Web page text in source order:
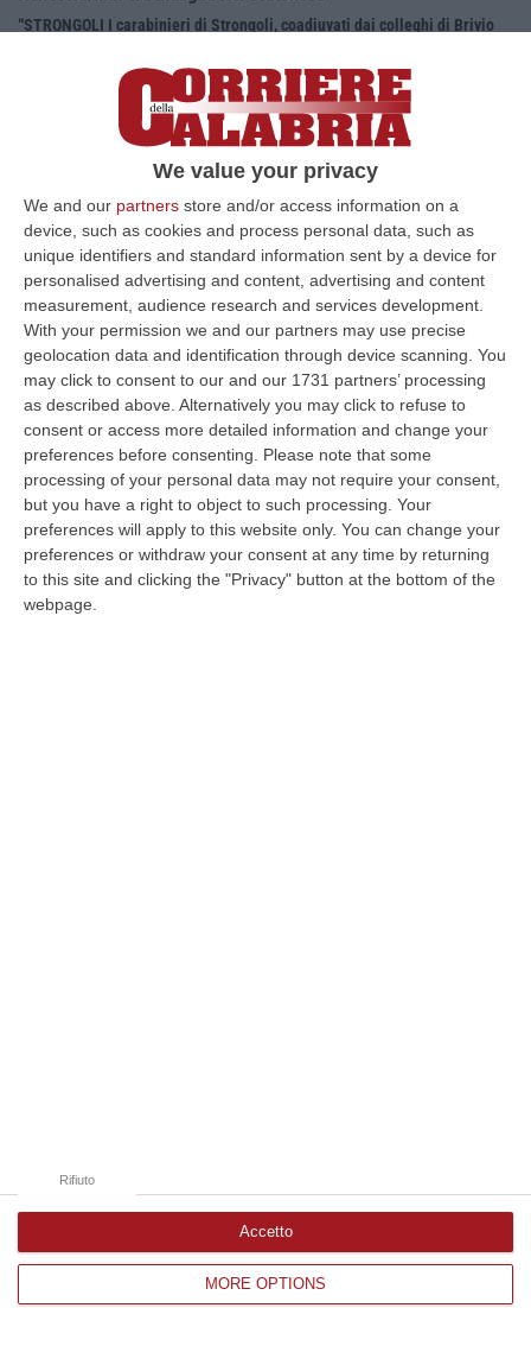
We value your privacy
We and our partners store and/or access information on a
device, such as cookies and process personal data, such as
unique identifiers and standard information sent by a device for
personalised advertising and content, advertising and content
measurement, audience research and services development.
With your permission we and our partners may use precise
geolocation data and identification through device scanning. You
may click to consent to our and our 1731 partners’ processing
as described above. Alternatively you may click to refuse to
consent or access more detailed information and change your
preferences before consenting.
Please note that some
processing of your personal data may not require your consent,
but you have a right to object to such processing. Your
preferences will apply to this website only. You can change your
preferences or withdraw your consent at any time by returning
to this site and clicking the "Privacy" button at the bottom of the
webpage.
MORE OPTIONS
Rifiuto
Accetto
“STRONGOLI I carabinieri di Strongoli, coadiuvati dai colleghi di Brivio
06 Agosto, 10:04
«Un Mostro Utile Per Assolvere Tutti Gli Altri»: Khalid Condannato
A 11 Anni Per La Strage Di Cutro
pena inflitta in primo grado a Khalid Arslan, uno dei cinque ragazzi c…
06 Agosto, 9:49
Giornata Enzo Tortora. La Camera Penale Di Cosenza: Dopo
L’astensionismo, Una Campagna Di Alfabetizzazione
Costituzionale
“COSENZA Duro affondo della Camera penale di Cosenza dopo le
astensioni di Pd, Movimento 5 Stelle e Alleanza Verdi al voto per la
istituzion…
06 Agosto, 9:28
Pretende Soldi Per La Droga E Devasta Casa: Arrestato 44enne A
Crotone
“CROTONE La Polizia di Stato, nell’ambito dei servizi di controllo del
territorio predisposti dal Questore della provincia di Crotone Renato…
Corriere delle Calabria è una testata giornalistica di News&Com S.r.l